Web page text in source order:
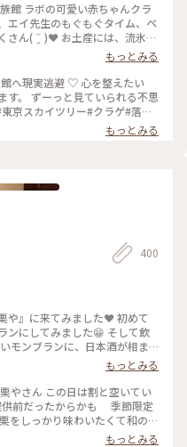
館 ラボの可愛い赤ちゃんクラ
エイ先生のもぐもぐタイム、ペ
さん( ¨̮ )︎︎❤︎︎ お土産には、流氷に
できる製氷器をゲットしたの
❄ #東京#スカイツリー#ソラマ
もっとみる
へ現実逃避 ♡ 心を整えたい
す。 ずーっと見ていられる不思
京スカイツリー#クラゲ#落ち
もっとみる
400
に来てみました❤️ 初めて
ンにしてみました😁 そして飲
んほうじ茶などもありますの
もっとみる
供前だったからかも 季節限定
をしっかり味わいたくて和のモ
で どうやら単品は無くなった
もっとみる